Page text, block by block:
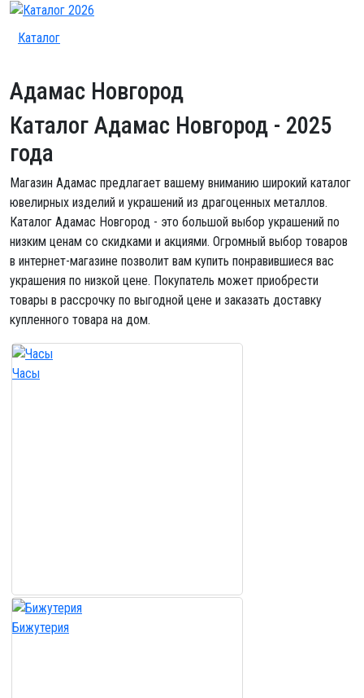
Каталог
Адамас Новгород
Каталог Адамас Новгород - 2025
года
Магазин Адамас предлагает вашему вниманию широкий каталог
ювелирных изделий и украшений из драгоценных металлов.
Каталог Адамас Новгород - это большой выбор украшений по
низким ценам со скидками и акциями. Огромный выбор товаров
в интернет-магазине позволит вам купить понравившиеся вас
украшения по низкой цене. Покупатель может приобрести
товары в рассрочку по выгодной цене и заказать доставку
купленного товара на дом.
Часы
Бижутерия